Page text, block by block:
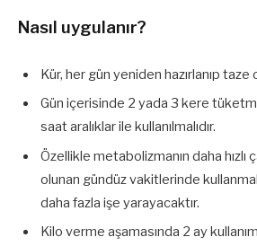
Nasıl uygulanır?
Kür, her gün yeniden hazırlanıp taze
Gün içerisinde 2 yada 3 kere
saat aralıklar ile kullanılmalıdır.
Özellikle metabolizmanın daha hızlı
olunan gündüz vakitlerinde
daha fazla işe yarayacaktır.
Kilo verme aşamasında 2 ay